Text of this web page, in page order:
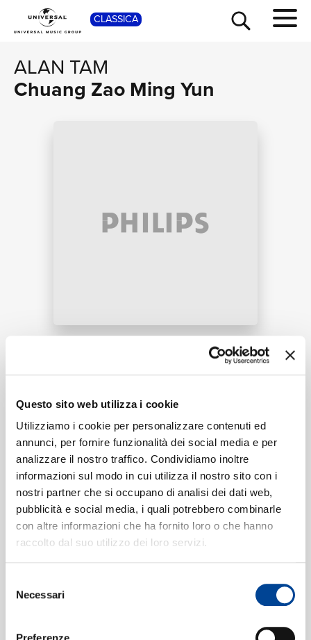
Questo sito web utilizza i cookie
Utilizziamo i cookie per personalizzare contenuti ed
annunci, per fornire funzionalità dei social media e per
analizzare il nostro traffico. Condividiamo inoltre
informazioni sul modo in cui utilizza il nostro sito con i
nostri partner che si occupano di analisi dei dati web,
pubblicità e social media, i quali potrebbero combinarle
con altre informazioni che ha fornito loro o che hanno
raccolto dal suo utilizzo dei loro servizi.
delNecessari
Preferenze
CLASSICA
ALAN TAM
Chuang Zao Ming Yun
Tracklist:
1 Chuang Zao Ming Yun(2001
Live)
Alan Tam
Formati disponibili:
Data di pubblicazione:
SHOP
TOUR
RICERCA
CHI SIAMO
CONTATTI
NEWSLETTER